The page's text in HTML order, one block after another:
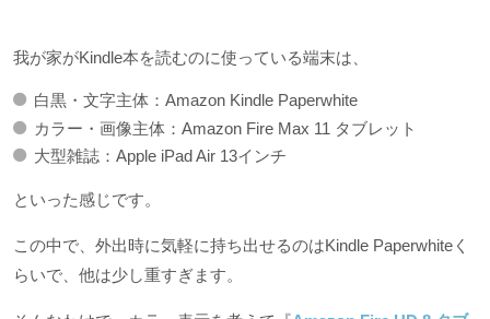
我が家がKindle本を読むのに使っている端末は、
白黒・文字主体：Amazon Kindle Paperwhite
カラー・画像主体：Amazon Fire Max 11 タブレット
大型雑誌：Apple iPad Air 13インチ
といった感じです。
この中で、外出時に気軽に持ち出せるのはKindle Paperwhiteく
らいで、他は少し重すぎます。